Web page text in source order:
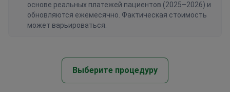
основе реальных платежей пациентов (2025–2026) и
обновляются ежемесячно. Фактическая стоимость
может варьироваться.
Выберите процедуру